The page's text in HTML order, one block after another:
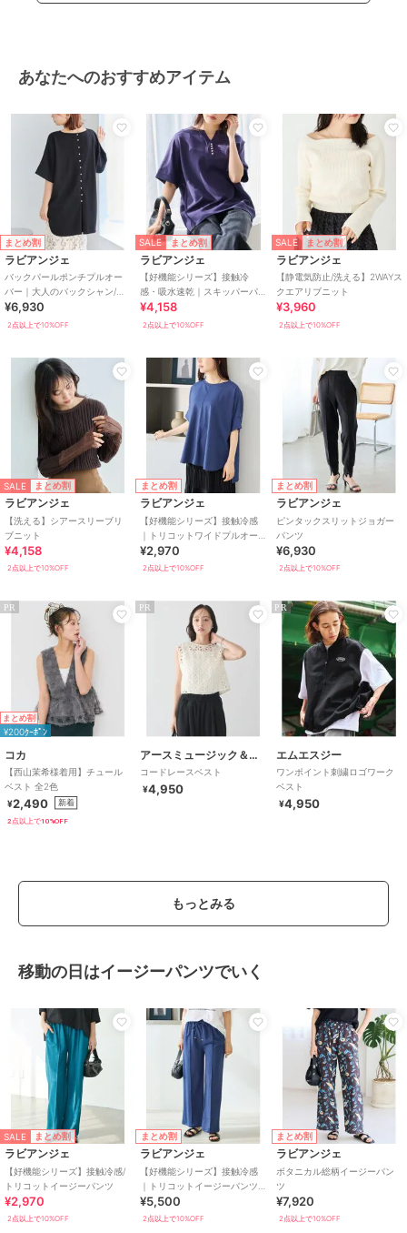
結婚式・二次会
/
学式・卒業式 /レギュラー丈(ト
原産国
あなたへのおすすめアイテム
まとめ割
ラビアンジェ
バックパールポンチプルオー
バー｜大人のバックシャン/ラ
ウンドヘム/上品見え/楽ちんキ
レイ
¥6,930
2点以上で10%OFF
SALE まとめ割
ラビアンジェ
【好機能シリーズ】接触冷
感・吸水速乾｜スキッパーパ
ールプルオーバー
¥4,158
2点以上で10%OFF
SALE まとめ割
ラビアンジェ
【静電気防止/洗える】2WAYス
クエアリブニット
¥3,960
2点以上で10%OFF
SALE まとめ割
ラビアンジェ
【洗える】シアースリーブリ
ブニット
¥4,158
2点以上で10%OFF
まとめ割
ラビアンジェ
【好機能シリーズ】接触冷感
｜トリコットワイドプルオー
バー｜盛夏も涼しく上品に/洗
練シルエット♪
¥2,970
2点以上で10%OFF
まとめ割
ラビアンジェ
ピンタックスリットジョガー
パンツ
¥6,930
2点以上で10%OFF
PR
まとめ割
¥200ｸｰﾎﾟﾝ
コカ
【西山茉希様着用】チュール
ベスト 全2色
¥2,490 新着
2点以上で10%OFF
PR
アースミュージック＆エコロジー
コードレースベスト
¥4,950
PR
エムエスジー
ワンポイント刺繍ロゴワーク
ベスト
¥4,950
もっとみる
移動の日はイージーパンツでいく
SALE まとめ割
ラビアンジェ
【好機能シリーズ】接触冷感/
トリコットイージーパンツ
¥2,970
2点以上で10%OFF
まとめ割
ラビアンジェ
【好機能シリーズ】接触冷感
｜トリコットイージーパンツ
｜楽なのに美脚/ストレッチ/セ
ットアップ対応
¥5,500
2点以上で10%OFF
まとめ割
ラビアンジェ
ボタニカル総柄イージーパン
ツ
¥7,920
2点以上で10%OFF